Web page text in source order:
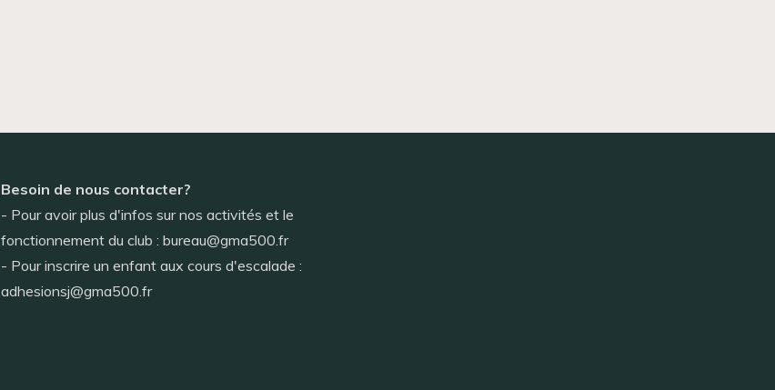
Besoin de nous contacter?
- Pour avoir plus d'infos sur nos activités et le
fonctionnement du club : bureau@gma500.fr
- Pour inscrire un enfant aux cours d'escalade :
adhesionsj@gma500.fr